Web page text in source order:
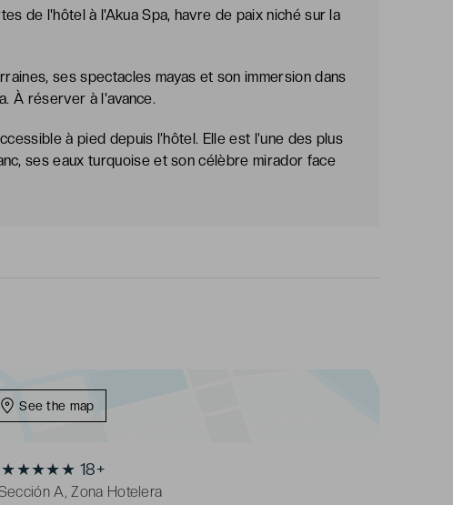
de l'hôtel à l'Akua Spa, havre de paix niché sur la
ses spectacles mayas et son immersion dans
À réserver à l'avance.
à pied depuis l’hôtel. Elle est l’une des plus
ses eaux turquoise et son célèbre mirador face
See the map
★★★★★ 18+
A, Zona Hotelera